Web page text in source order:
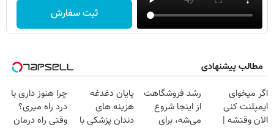
ثبت سفارش
مطالب پیشنهادی
اگر میخوای
ایمپلنت کنی
الان وقتشه |
رشد فروشگاهت
از اینجا شروع
می‌شه، برای
پایان دغدغه
هزینه های
دندان پزشکی با
چرا هنوز داری با
درد راه میری؟
وقتی راه درمان